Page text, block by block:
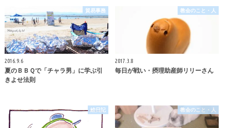
貿易事務
2016.9.6
夏のＢＢＱで「チャラ男」に学ぶ引
きよせ法則
教会のこと・人
2017.3.8
毎日が戦い・摂理助産師リリーさん
絵日記 教会のこと・人